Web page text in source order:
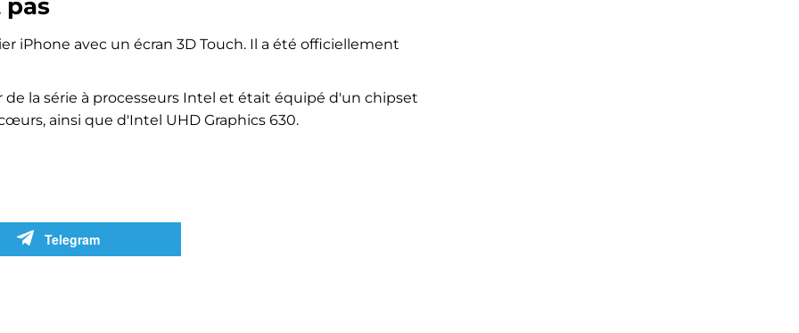
pas
iPhone avec un écran 3D Touch. Il a été officiellement
la série à processeurs Intel et était équipé d'un chipset
ainsi que d'Intel UHD Graphics 630.
Telegram